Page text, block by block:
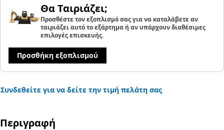
Θα Ταιριάζει;
Προσθέστε τον εξοπλισμό σας για να καταλάβετε αν
ταιριάζει αυτό το εξάρτημα ή αν υπάρχουν διαθέσιμες
επιλογές επισκευής.
Προσθήκη εξοπλισμού
Συνδεθείτε για να δείτε την τιμή πελάτη σας
Περιγραφή